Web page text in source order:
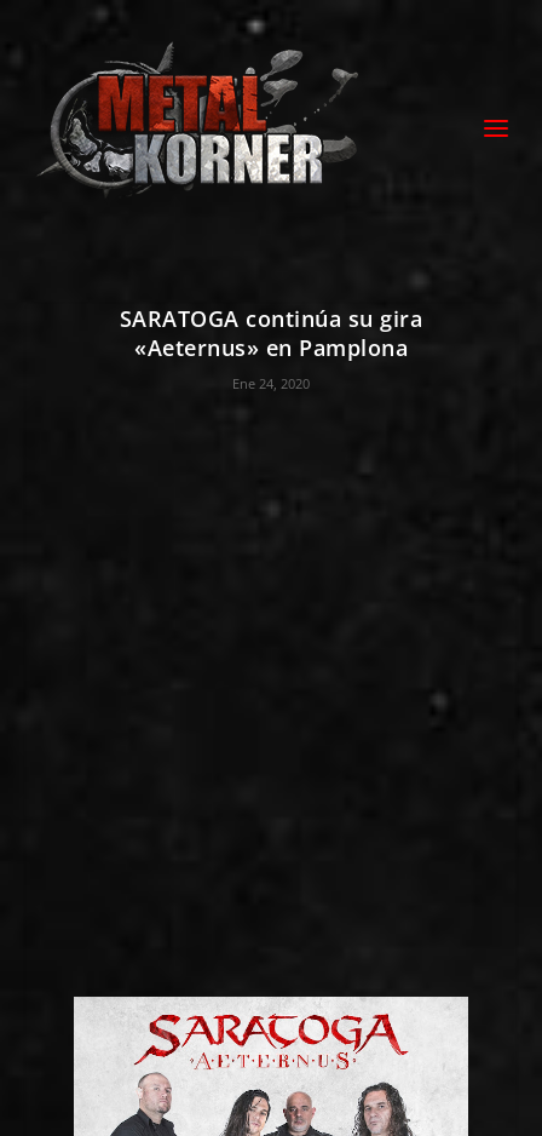
SARATOGA continúa su gira
«Aeternus» en Pamplona
Ene 24, 2020